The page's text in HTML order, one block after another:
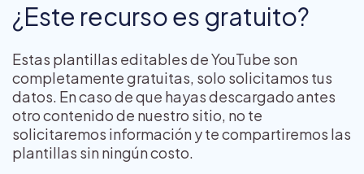
¿Este recurso es gratuito?
Estas plantillas editables de YouTube son
completamente gratuitas, solo solicitamos tus
datos. En caso de que hayas descargado antes
otro contenido de nuestro sitio, no te
solicitaremos información y te compartiremos las
plantillas sin ningún costo.